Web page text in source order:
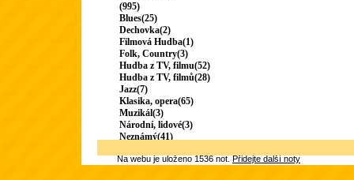
(995)
Blues(25)
Dechovka(2)
Filmová Hudba(1)
Folk, Country(3)
Hudba z TV, filmu(52)
Hudba z TV, filmů(28)
Jazz(7)
Klasika, opera(65)
Muzikál(3)
Národní, lidové(3)
Neznámý(41)
Na webu je uloženo 1536 not.Přidejte další noty